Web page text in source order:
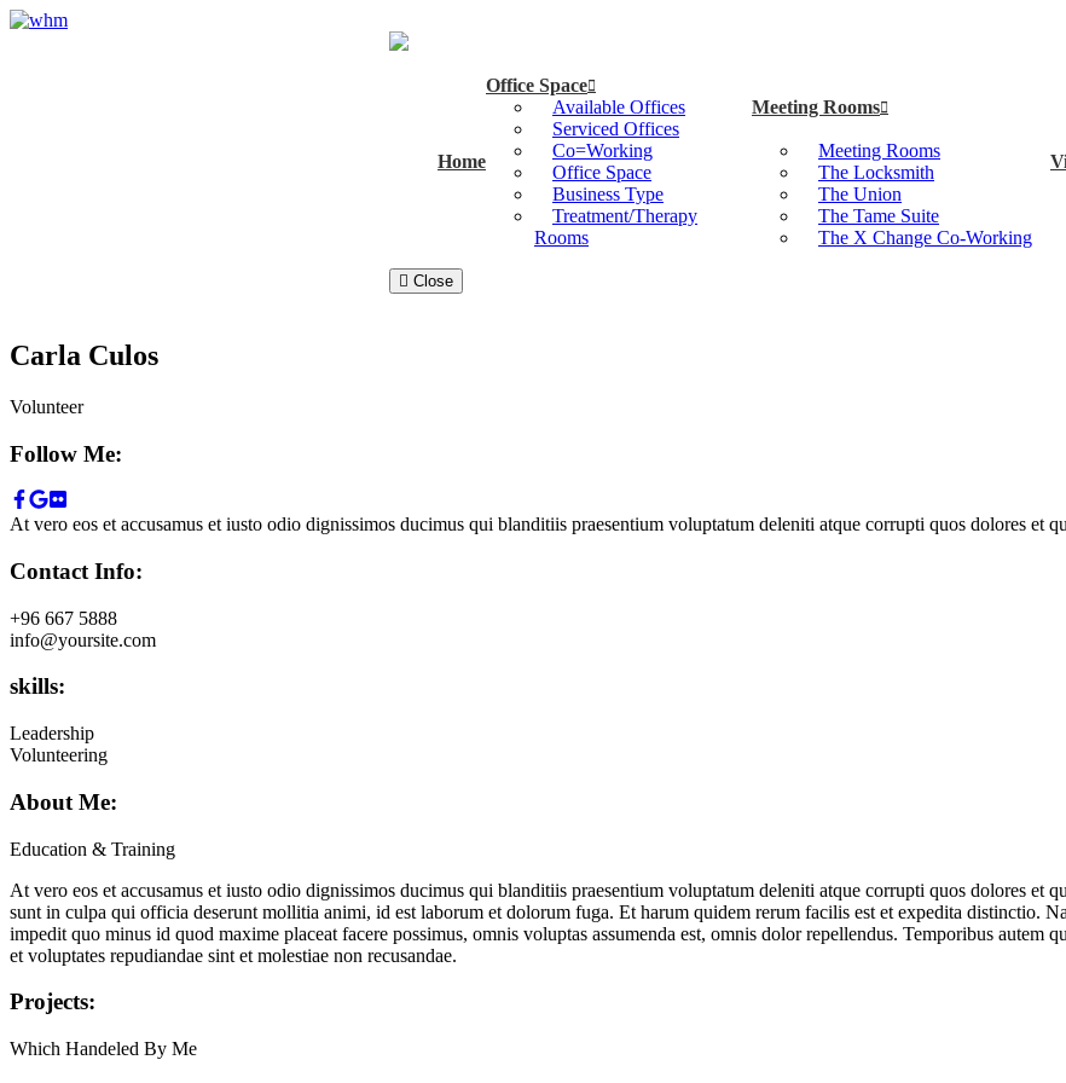
Home
Office Space
Available Offices
Serviced Offices
Co=Working
Office Space
Business Type
Treatment/Therapy
Rooms
Meeting Rooms
Meeting Rooms
The Locksmith
The Union
The Tame Suite
The X Change Co-Working
Close
Carla Culos
Volunteer
Follow Me:
At vero eos et accusamus et iusto odio dignissimos ducimus qui blanditiis praesentium voluptatum deleniti atque corrupti quos dolores et
Contact Info:
+96 667 5888
info@yoursite.com
skills:
Leadership
Volunteering
About Me:
Education & Training
At vero eos et accusamus et iusto odio dignissimos ducimus qui blanditiis praesentium voluptatum deleniti atque corrupti quos dolores et
sunt in culpa qui officia deserunt mollitia animi, id est laborum et dolorum fuga. Et harum quidem rerum facilis est et expedita distinctio.
impedit quo minus id quod maxime placeat facere possimus, omnis voluptas assumenda est, omnis dolor repellendus. Temporibus autem
et voluptates repudiandae sint et molestiae non recusandae.
Projects:
Which Handeled By Me